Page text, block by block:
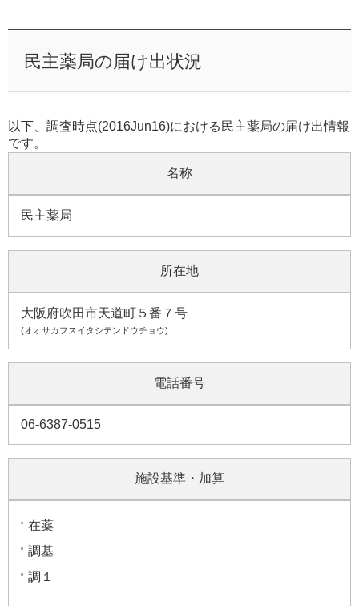
民主薬局の届け出状況
以下、調査時点(2016Jun16)における民主薬局の届け出情報
です。
名称
民主薬局
所在地
大阪府吹田市天道町５番７号
(オオサカフスイタシテンドウチョウ)
電話番号
06-6387-0515
施設基準・加算
在薬
調基
調１